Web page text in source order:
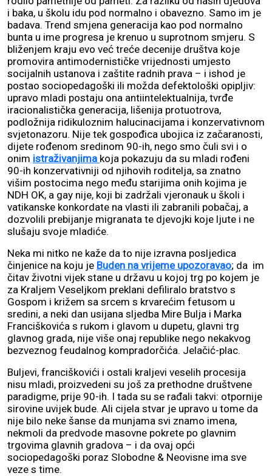
i baka, u školu idu pod normalno i obavezno. Samo im je
badava. Trend smjena generacija kao pod normalno
bunta u ime progresa je krenuo u suprotnom smjeru. S
bliženjem kraju evo već treće decenije društva koje
promovira antimodernističke vrijednosti umjesto
socijalnih ustanova i zaštite radnih prava – i ishod je
postao sociopedagoški ili možda defektološki opipljiv:
upravo mladi postaju ona antiintelektualnija, tvrđe
iracionalistička generacija, lišenija protuotrova,
podložnija ridikuloznim halucinacijama i konzervativnom
svjetonazoru. Nije tek gospođica ubojica iz začaranosti,
dijete rođenom sredinom 90-ih, nego smo čuli svi i o
onim istraživanjima koja pokazuju da su mladi rođeni
90-ih konzervativniji od njihovih roditelja, sa znatno
višim postocima nego među starijima onih kojima je
NDH OK, a gay nije, koji bi zadržali vjeronauk u školi i
vatikanske konkordate na vlasti ili zabranili pobačaj, a
dozvolili prebijanje migranata te djevojki koje ljute i ne
slušaju svoje mladiće.
Neka mi nitko ne kaže da to nije izravna posljedica
činjenice na koju je Buden na vrijeme upozoravao; da im
čitav životni vijek stane u državu u kojoj trg po kojem je
za Kraljem Veseljkom preklani defiliralo bratstvo s
Gospom i križem sa srcem s krvarećim fetusom u
sredini, a neki dan usijana sljedba Mire Bulja i Marka
Franciškovića s rukom i glavom u dupetu, glavni trg
glavnog grada, nije više onaj republike nego nekakvog
bezveznog feudalnog kompradorčića. Jelačić-plac.
Buljevi, franciškovići i ostali kraljevi veselih procesija
nisu mladi, proizvedeni su još za prethodne društvene
paradigme, prije 90-ih. I tada su se rađali takvi: otpornije
sirovine uvijek bude. Ali cijela stvar je upravo u tome da
nije bilo neke šanse da munjama svi znamo imena,
nekmoli da predvode masovne pokrete po glavnim
trgovima glavnih gradova – i da ovaj opći
sociopedagoški poraz Slobodne & Neovisne ima sve
veze s time.